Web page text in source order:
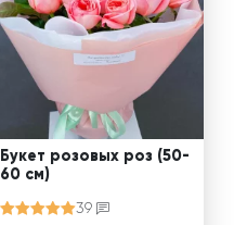
Букет розовых роз (50-
60 см)
39